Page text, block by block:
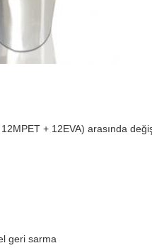
+ 12EVA) arasında
geri sarma